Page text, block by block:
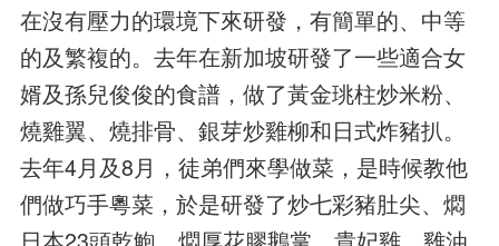
在沒有壓力的環境下來研發，有簡單的、中等
的及繁複的。去年在新加坡研發了一些適合女
婿及孫兒俊俊的食譜，做了黃金珧柱炒米粉、
燒雞翼、燒排骨、銀芽炒雞柳和日式炸豬扒。
去年4月及8月，徒弟們來學做菜，是時候教他
們做巧手粵菜，於是研發了炒七彩豬肚尖、燜